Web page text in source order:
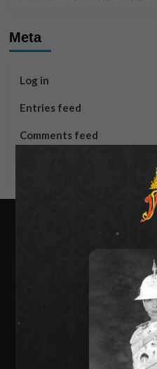
Meta
Log in
Entries feed
Comments feed